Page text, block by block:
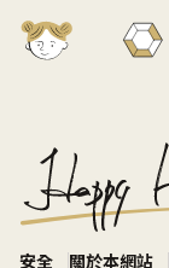
安全 關於本網站